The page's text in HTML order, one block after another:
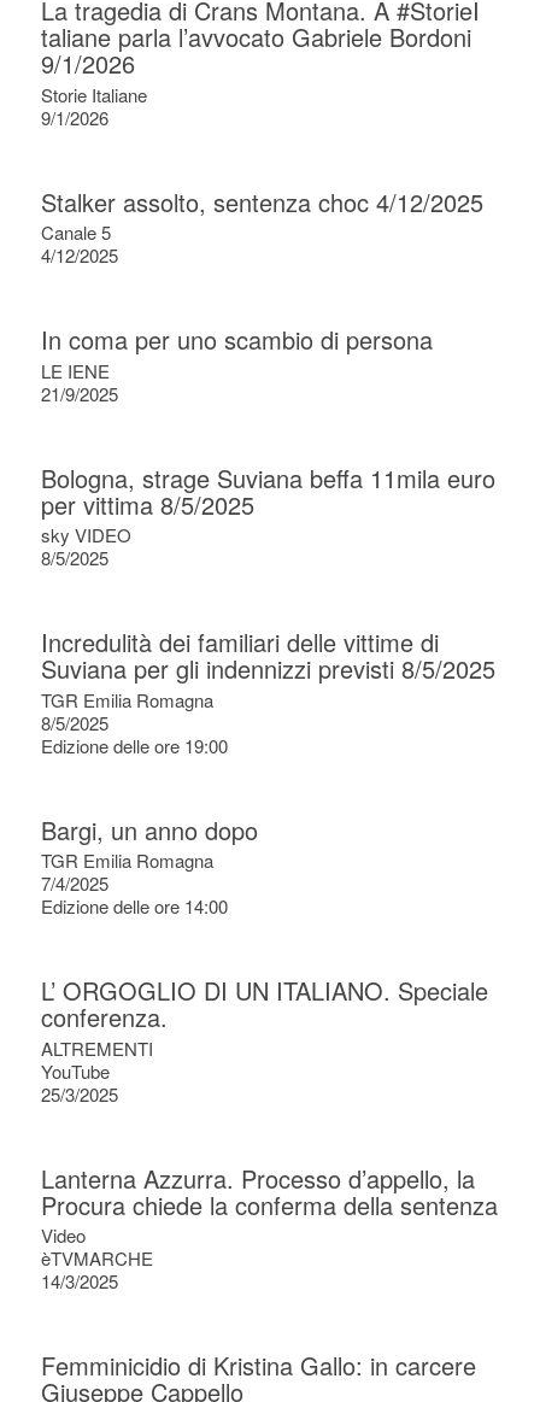
La tragedia di Crans Montana. A #StorieI
taliane parla l’avvocato Gabriele Bordoni
9/1/2026
Storie Italiane
9/1/2026
Stalker assolto, sentenza choc 4/12/2025
Canale 5
4/12/2025
In coma per uno scambio di persona
LE IENE
21/9/2025
Bologna, strage Suviana beffa 11mila euro
per vittima 8/5/2025
sky VIDEO
8/5/2025
Incredulità dei familiari delle vittime di
Suviana per gli indennizzi previsti 8/5/2025
TGR Emilia Romagna
8/5/2025
Edizione delle ore 19:00
Bargi, un anno dopo
TGR Emilia Romagna
7/4/2025
Edizione delle ore 14:00
L’ ORGOGLIO DI UN ITALIANO. Speciale
conferenza.
ALTREMENTI
YouTube
25/3/2025
Lanterna Azzurra. Processo d’appello, la
Procura chiede la conferma della sentenza
Video
èTVMARCHE
14/3/2025
Femminicidio di Kristina Gallo: in carcere
Giuseppe Cappello